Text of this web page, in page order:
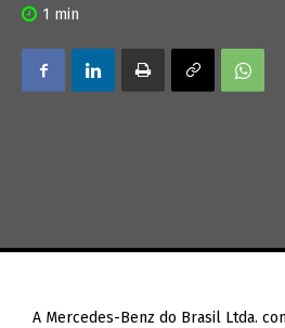
1 min
A Mercedes-Benz do Brasil Ltda.